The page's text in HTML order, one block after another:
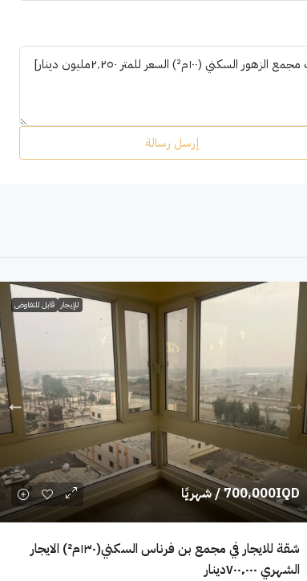
إرسل رسالة
للإيجار قابل للتفاوض
700,000IQD/ شهريًا
شقة للايجار في مجمع بن فرناس السكني(١٣٠م²) الايجار
الشهري ٧٠٠٬٠٠٠دينار